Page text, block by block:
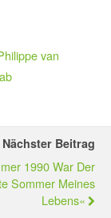
van
Nächster Beitrag
1990 War Der
Sommer Meines
Lebens«